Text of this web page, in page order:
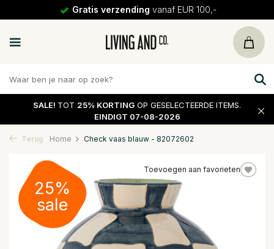
Gratis verzending vanaf EUR 100,-
SALE! TOT 25% KORTING OP GESELECTEERDE ITEMS.
EINDIGT 07-08-2026
Terug Home Check vaas blauw - 82072602
Toevoegen aan favorieten
25%
sale